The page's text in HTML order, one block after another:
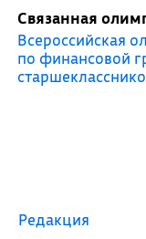
Связанная
Всероссийская
по финансовой
Редакция